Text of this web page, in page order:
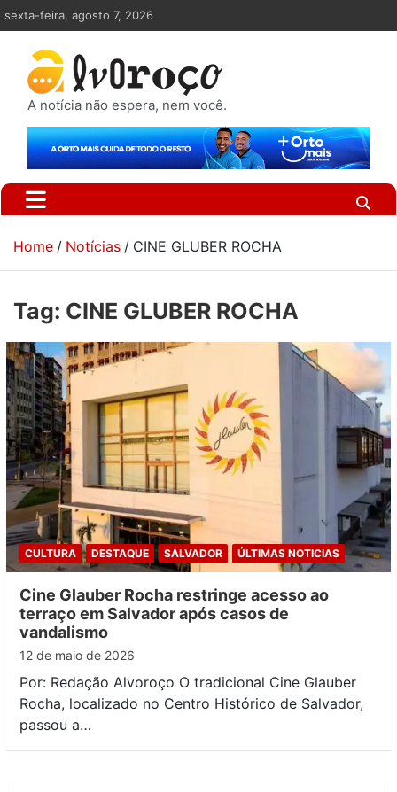
Skip
to
content
sexta-feira, agosto 7, 2026
A notícia não espera, nem você.
Home Notícias CINE GLUBER ROCHA
Tag: CINE GLUBER ROCHA
CULTURA DESTAQUE SALVADOR ÚLTIMAS NOTICIAS
Cine Glauber Rocha restringe acesso ao
terraço em Salvador após casos de
vandalismo
12 de maio de 2026
Por: Redação Alvoroço O tradicional Cine Glauber
Rocha, localizado no Centro Histórico de Salvador,
passou a…